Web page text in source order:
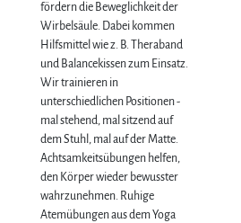
fördern die Beweglichkeit der
Wirbelsäule. Dabei kommen
Hilfsmittel wie z. B. Theraband
und Balancekissen zum Einsatz.
Wir trainieren in
unterschiedlichen Positionen -
mal stehend, mal sitzend auf
dem Stuhl, mal auf der Matte.
Achtsamkeitsübungen helfen,
den Körper wieder bewusster
wahrzunehmen. Ruhige
Atemübungen aus dem Yoga